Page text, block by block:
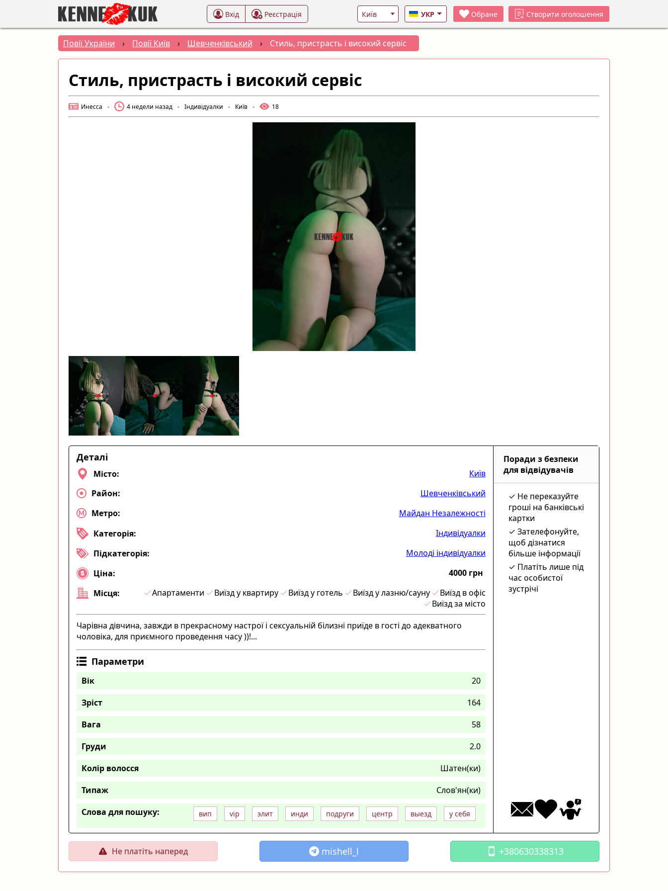
Вхід Реєстрація УКР Обране Створити оголошення
Повії України › Повії Київ › Шевченківський › Стиль, пристрасть і високий сервіс
Стиль, пристрасть і високий сервіс
Инесса - 4 недели назад - Індивідуалки - Київ - 18
Деталі
Місто:
Київ
Район:
Шевченківський
Метро:
Майдан Незалежності
Категорія:
Індивідуалки
Підкатегорія:
Молоді індивідуалки
Ціна:
4000 грн
Місця:
Апартаменти Виїзд у квартиру Виїзд у готель Виїзд у лазню/сауну
Виїзд в офіс
Виїзд за місто
Чарівна дівчина, завжди в прекрасному настрої і сексуальній білизні приїде в гості до адекватного
чоловіка, для приємного проведення часу ))!...
Параметри
Вік
20
Зріст
164
Вага
58
Груди
2.0
Колір волосся
Шатен(ки)
Типаж
Слов'ян(ки)
Слова для пошуку:
вип vip элит инди подруги центр выезд у себя
Поради з безпеки
для відвідувачів
Не переказуйте
гроші на банківські
картки
Зателефонуйте,
щоб дізнатися
більше інформації
Платіть лише під
час особистої
зустрічі
Не платіть наперед mishell_l +380630338313